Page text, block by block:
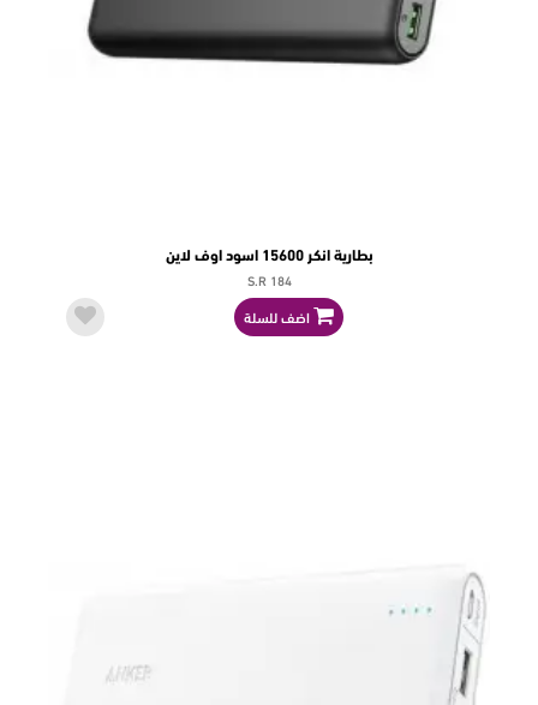
بطارية انكر 15600 اسود اوف لاين
S.R 184
اضف للسلة